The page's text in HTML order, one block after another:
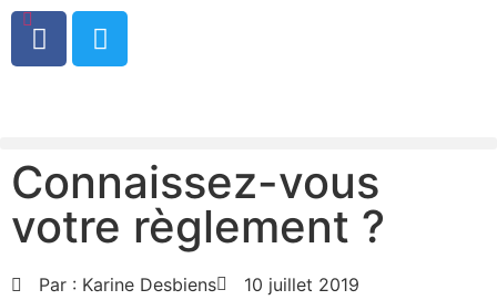
0
Connaissez-vous
votre règlement ?
Par : Karine Desbiens 10 juillet 2019